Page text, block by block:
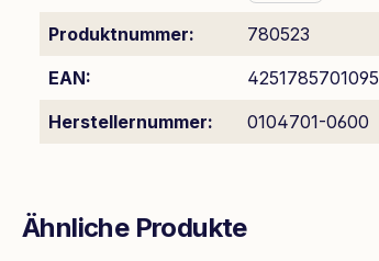
Produktnummer:
780523
EAN:
4251785701095
Herstellernummer:
0104701-0600
Ähnliche Produkte